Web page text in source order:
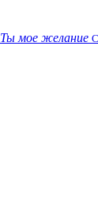
Ты мое желание